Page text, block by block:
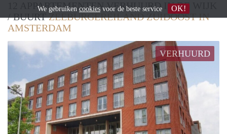
12 APPARTEMENTEN VERHUURD IN DE WIJK
/ BUURTZEEBURGEREILAND ZUIDOOST IN
AMSTERDAM
VERHUURD
We gebruiken cookies voor de beste service OK!